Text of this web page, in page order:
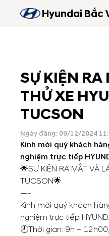
Hyundai Bắc
SỰ KIỆN RA
THỬ XE
TUCSON
Ngày đăng: 09/12/2024
Kính mời quý khách
nghiệm trực tiếp
🌟SỰ KIỆN RA MẮT VÀ
TUCSON🌟
—-
Kính mời quý khách
nghiệm trực tiếp
🕘Thời gian: 9h –